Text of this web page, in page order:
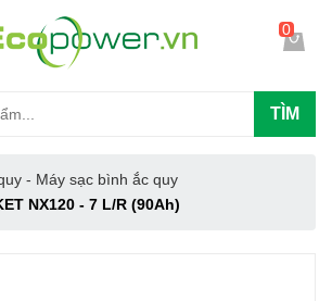
TÌM
0
- Máy sạc bình ắc quy
NX120 - 7 L/R (90Ah)